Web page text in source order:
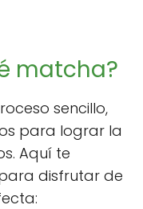
matcha?
sencillo,
para lograr la
Aquí te
disfrutar de